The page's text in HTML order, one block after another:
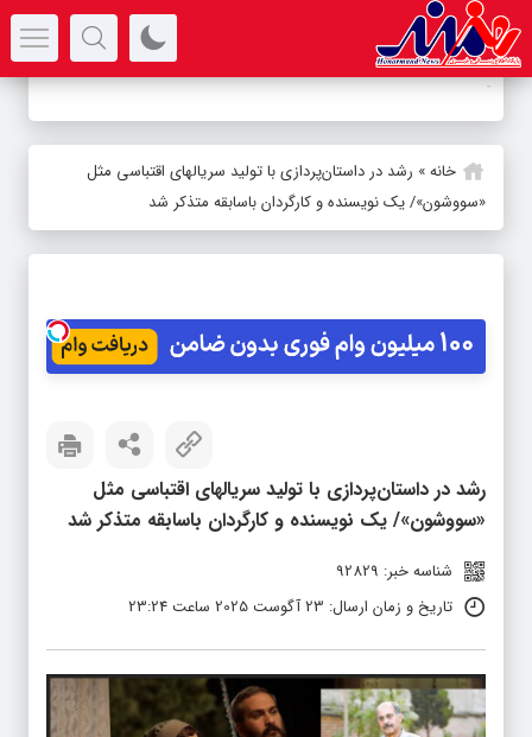
-
خانه» رشد در داستان‌پردازی با تولید سریالهای اقتباسی مثل
«سووشون»/ یک نویسنده و کارگردان باسابقه متذکر شد
رشد در داستان‌پردازی با تولید سریالهای اقتباسی مثل
«سووشون»/ یک نویسنده و کارگردان باسابقه متذکر شد
شناسه خبر: 92829
تاریخ و زمان ارسال: 23 آگوست 2025 ساعت 23:24